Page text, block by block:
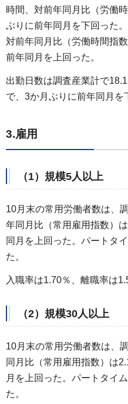
時間、対前年同月比（労働
ぶりに前年同月を下回った
対前年同月比（労働時間指
前年同月を上回った。
出勤日数は調査産業計で
で、3か月ぶりに前年同月を
3.雇用
（1）規模5人以上
10月末の常用労働者数は、
年同月比（常用雇用指数）
同月を上回った。パートタ
た。
入職率は1.70％、離職率は
（2）規模30人以上
10月末の常用労働者数は、
同月比（常用雇用指数）は
月を上回った。パートタイ
た。